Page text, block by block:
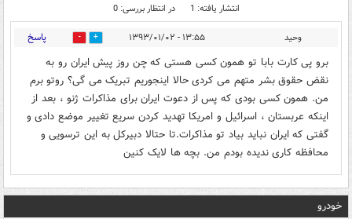
انتشار یافته: 1 در انتظار بررسی: 0
وحید ۱۳:۵۵ - ۱۳۹۳/۰۱/۰۲ 0 پاسخ
برو پی کارت بابا تو همون کسی هستی که چن روز پیش ایران رو به
نقض حقوق بشر متهم می کردی حالا اینجوریم تبریک می گی؟ روتو برم
من. همون کسی بودی که پس از دعوت ایران برای مذاکرات ژنو ، بعد از
اینکه عربستان ، اسرائیل و امریکا تهدید کردن سریع تغییر موضع دادی و
گفتی که ایران نباید بیاد تو مذاکرات.تا حتالا دبیرکل به این ترسویی و
محافظه کاری ندیده بودم من. بچه ها لایک کنین
خودرو